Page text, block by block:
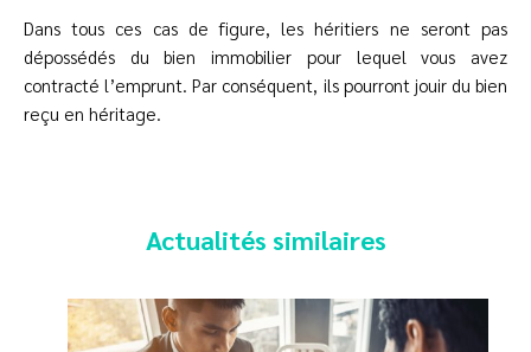
Dans tous ces cas de figure, les héritiers ne seront pas
dépossédés du bien immobilier pour lequel vous avez
contracté l’emprunt. Par conséquent, ils pourront jouir du bien
reçu en héritage.
Actualités similaires